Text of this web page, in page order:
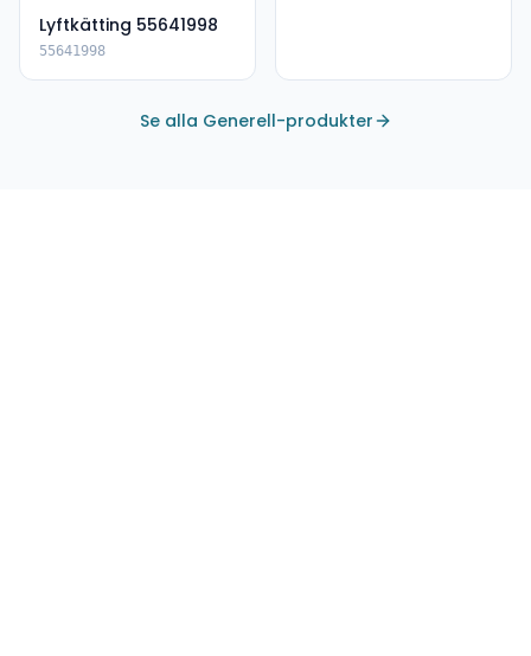
Lyftkätting 55641998
55641998
Se alla Generell-produkter